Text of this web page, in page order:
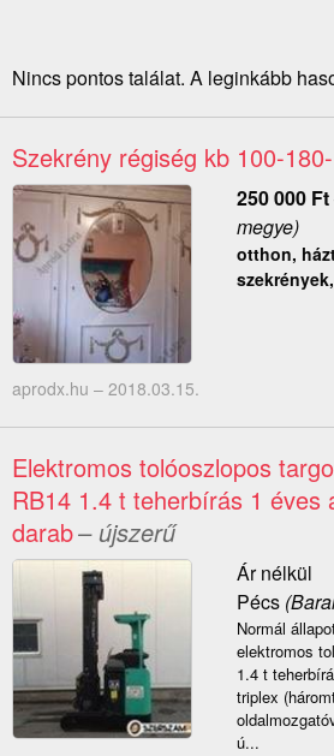
Nincs pontos találat. A leginkább
Szekrény régiség kb 100-
250 000 Ft
megye)
otthon,
aprodx.hu – 2018.03.15.
Elektromos tolóoszlopos
RB14 1.4 t teherbírás 1 éves
darab– újszerű
Ár nélkül
Pécs
Normál
elektromos
1.4 t
triplex
ú...